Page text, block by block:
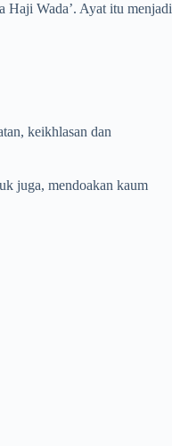
Haji Wada’. Ayat itu menjadi
keikhlasan dan
juga, mendoakan kaum